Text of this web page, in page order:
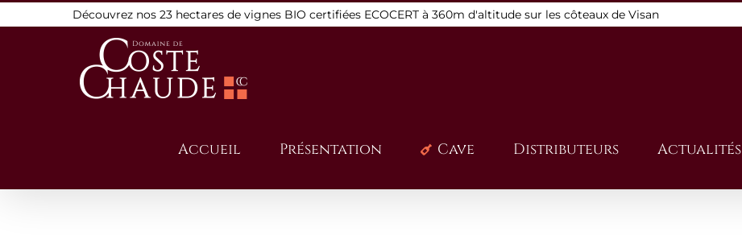
au
Découvrez nos 23 hectares de vignes BIO certifiées ECOCERT à 360m d'altitude sur les côteaux de Visan
Accueil Présentation Cave Distributeurs Actualités